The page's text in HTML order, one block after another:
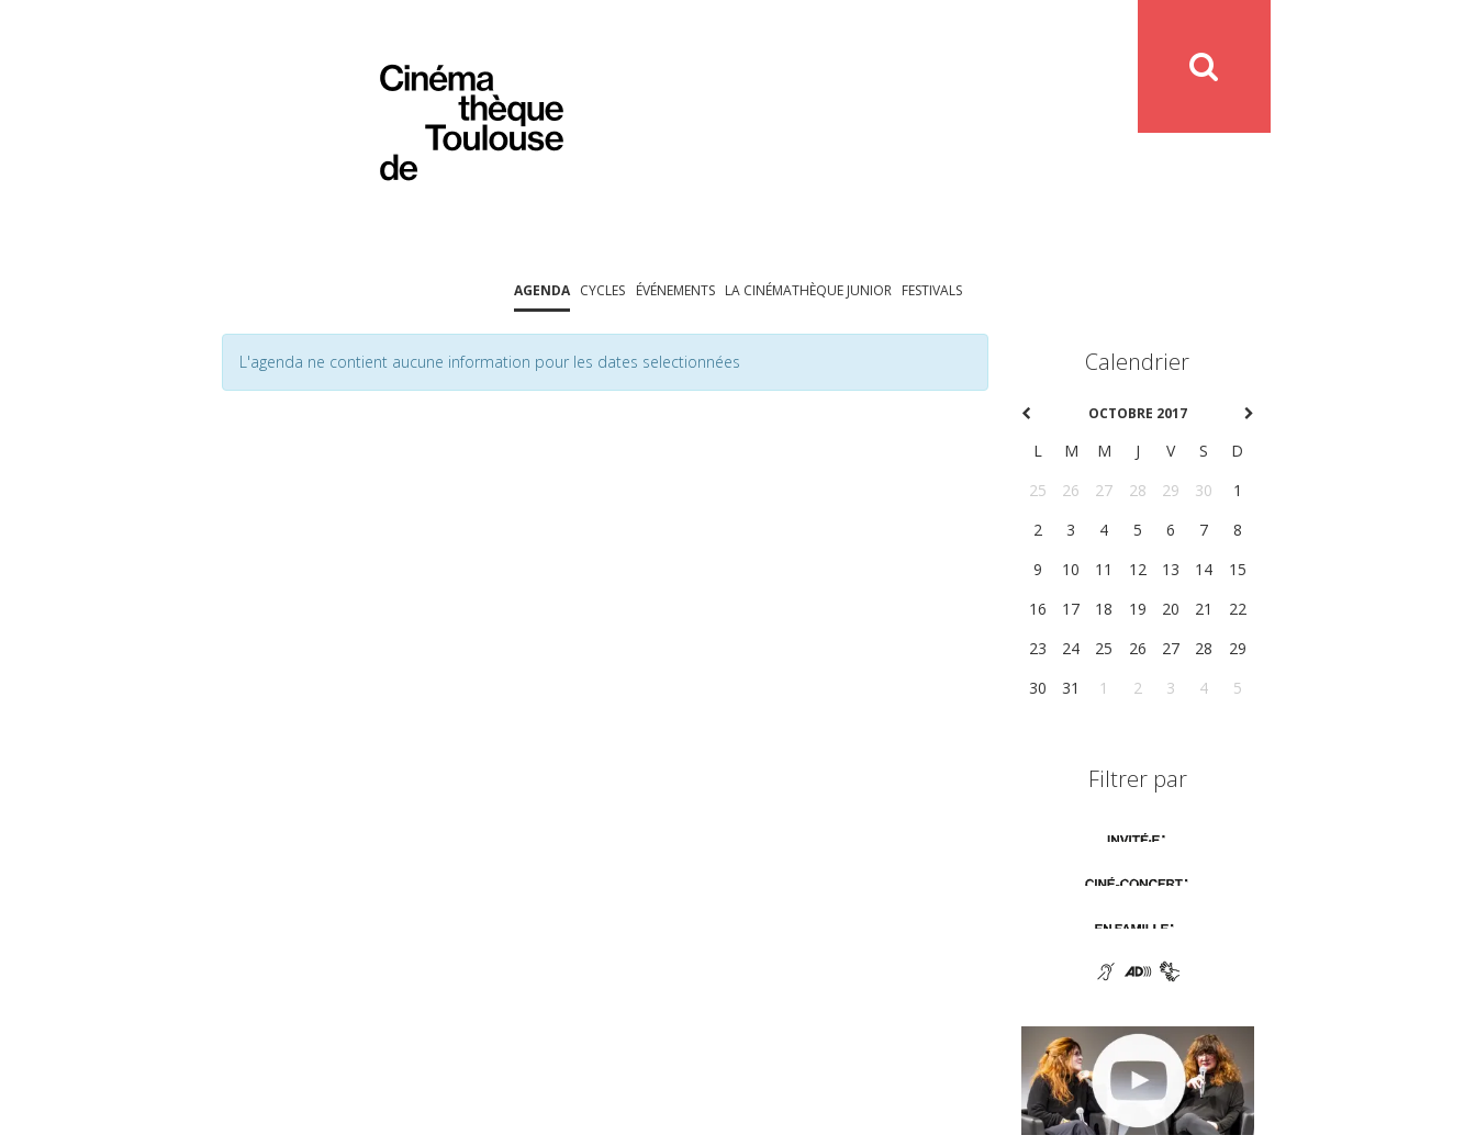
AGENDA CYCLES ÉVÉNEMENTS LA CINÉMATHÈQUE JUNIOR FESTIVALS
L'agenda ne contient aucune information pour les dates selectionnées Calendrier
OCTOBRE 2017
L M M J V S
D
25
26 27 28 29 30
1
2
3 4 5 6 7
8
9
10 11 12 13 14
15
16
17 18 19 20 21
22
23
24 25 26 27 28
29
30
31 1 2 3 4 5
Filtrer par